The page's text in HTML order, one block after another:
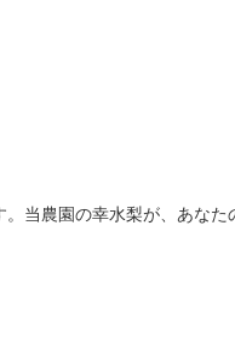
当農園の幸水梨が、あな